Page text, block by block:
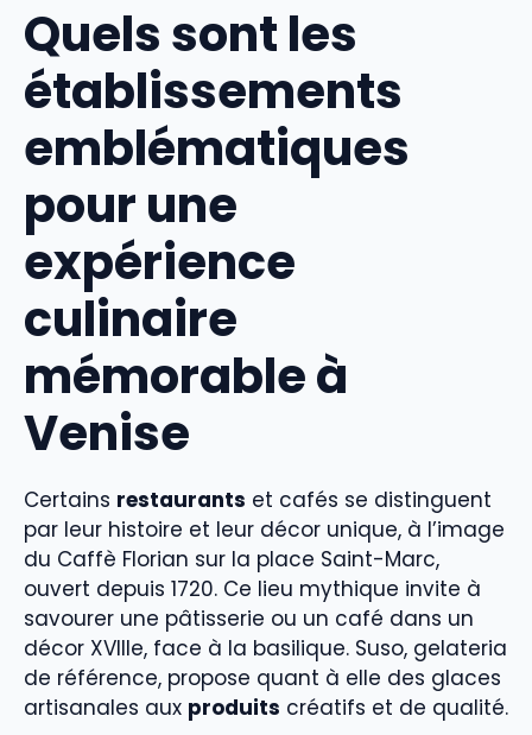
Quels sont les
établissements
emblématiques
pour une
expérience
culinaire
mémorable à
Venise
Certains restaurants et cafés se distinguent
par leur histoire et leur décor unique, à l’image
du Caffè Florian sur la place Saint-Marc,
ouvert depuis 1720. Ce lieu mythique invite à
savourer une pâtisserie ou un café dans un
décor XVIIIe, face à la basilique. Suso, gelateria
de référence, propose quant à elle des glaces
artisanales aux produits créatifs et de qualité.